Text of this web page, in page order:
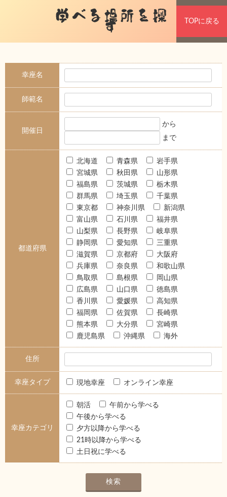
学べる場所を探
す TOPに戻る
幸座名
師範名
開催日
から
まで
都道府県
北海道 青森県
岩手県
宮城県
秋田県
山形県
福島県
茨城県
栃木県
群馬県
埼玉県
千葉県
東京都
神奈川県
新潟県
富山県
石川県
福井県
山梨県
長野県
岐阜県
静岡県
愛知県
三重県
滋賀県
京都府
大阪府
兵庫県
奈良県
和歌山県
鳥取県
島根県
岡山県
広島県
山口県
徳島県
香川県
愛媛県
高知県
福岡県
佐賀県
長崎県
熊本県
大分県
宮崎県
鹿児島県
沖縄県 海外
住所
幸座タイプ 現地幸座 オンライン幸座
幸座カテゴリ
朝活
午前から学べる
午後から学べる
夕方以降から学べる
21時以降から学べる
土日祝に学べる